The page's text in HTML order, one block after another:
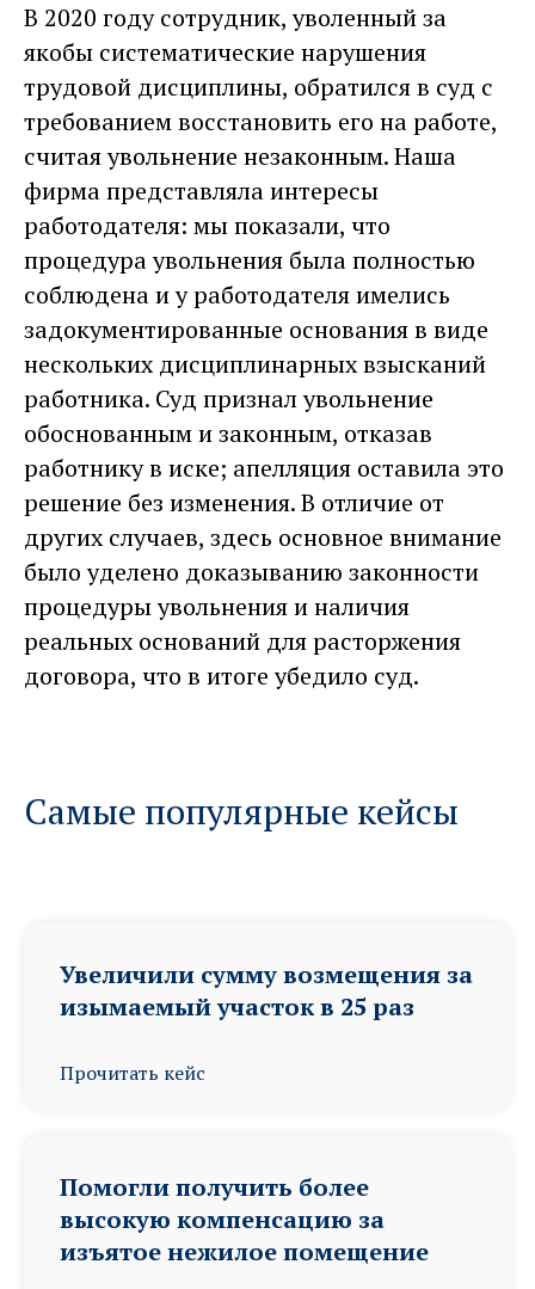
В 2020 году сотрудник, уволенный за
якобы систематические нарушения
трудовой дисциплины, обратился в суд с
требованием восстановить его на работе,
считая увольнение незаконным. Наша
фирма представляла интересы
работодателя: мы показали, что
процедура увольнения была полностью
соблюдена и у работодателя имелись
задокументированные основания в виде
нескольких дисциплинарных взысканий
работника. Суд признал увольнение
обоснованным и законным, отказав
работнику в иске; апелляция оставила это
решение без изменения. В отличие от
других случаев, здесь основное внимание
было уделено доказыванию законности
процедуры увольнения и наличия
реальных оснований для расторжения
договора, что в итоге убедило суд.
Самые популярные кейсы
Увеличили сумму возмещения за
изымаемый участок в 25 раз
Прочитать кейс
Помогли получить более
высокую компенсацию за
изъятое нежилое помещение